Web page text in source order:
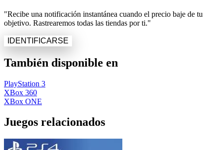
"Recibe una notificación instantánea cuando el precio baje de tu
objetivo. Rastrearemos todas las tiendas por ti."
IDENTIFICARSE
También disponible en
PlayStation 3
XBox 360
XBox ONE
Juegos relacionados